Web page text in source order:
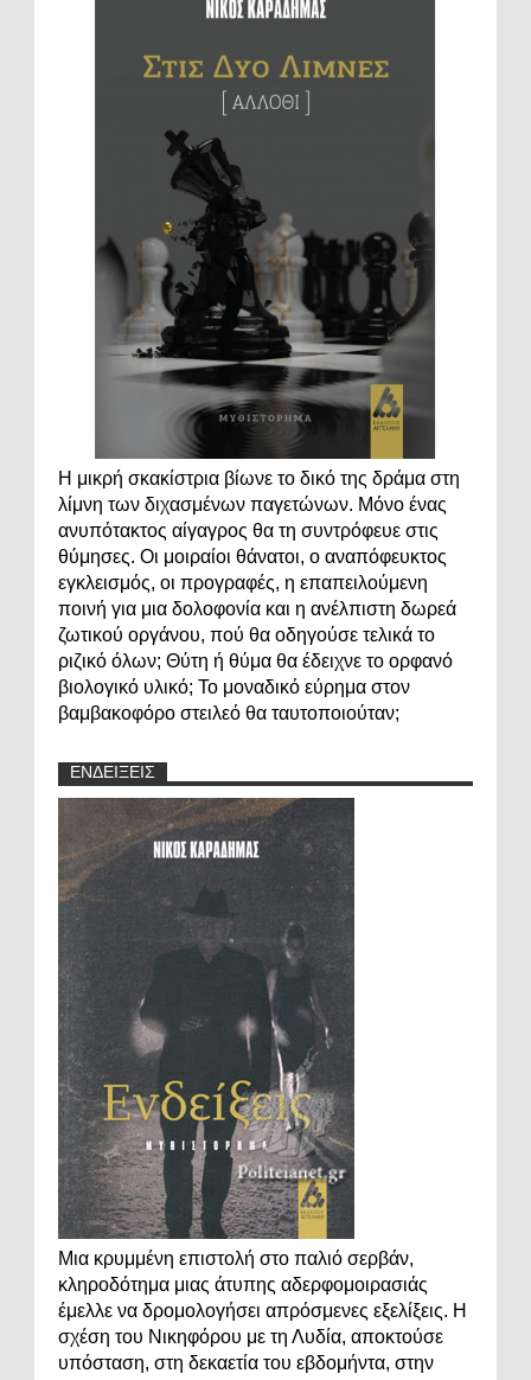
Η μικρή σκακίστρια βίωνε το δικό της δράμα στη
λίμνη των διχασμένων παγετώνων. Μόνο ένας
ανυπότακτος αίγαγρος θα τη συντρόφευε στις
θύμησες. Οι μοιραίοι θάνατοι, ο αναπόφευκτος
εγκλεισμός, οι προγραφές, η επαπειλούμενη
ποινή για μια δολοφονία και η ανέλπιστη δωρεά
ζωτικού οργάνου, πού θα οδηγούσε τελικά το
ριζικό όλων; Θύτη ή θύμα θα έδειχνε το ορφανό
βιολογικό υλικό; Το μοναδικό εύρημα στον
βαμβακοφόρο στειλεό θα ταυτοποιούταν;
ΕΝΔΕΙΞΕΙΣ
Μια κρυμμένη επιστολή στο παλιό σερβάν,
κληροδότημα μιας άτυπης αδερφομοιρασιάς
έμελλε να δρομολογήσει απρόσμενες εξελίξεις. Η
σχέση του Νικηφόρου με τη Λυδία, αποκτούσε
υπόσταση, στη δεκαετία του εβδομήντα, στην